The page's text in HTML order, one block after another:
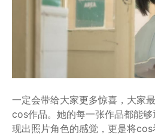
一定会带给大家更多惊喜，大家
cos作品。她的每一张作品都能
现出照片角色的感觉，更是将